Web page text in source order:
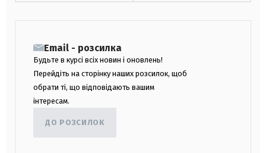
Email - розсилка
Будьте в курсі всіх новин і оновлень!
Перейдіть на сторінку наших розсилок, щоб
обрати ті, що відповідають вашим
інтересам.
ДО РОЗСИЛОК